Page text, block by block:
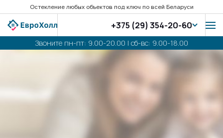
Остекление любых объектов под ключ по всей Беларуси
+375 (29) 354-20-60
Звоните пн-пт: 9.00-20.00 | сб-вс: 9.00-18.00